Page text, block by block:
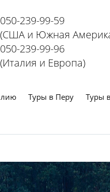
050-239-99-59
(США и Южная
050-239-99-96
(Италия и Европа)
Туры в Перу Туры